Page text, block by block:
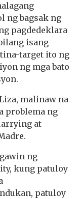
ng bagsak ng
pagdedeklara
isang
tina-target ito ng
ng mga bato
malinaw na
problema ng
at
ng
kung patuloy
patuloy